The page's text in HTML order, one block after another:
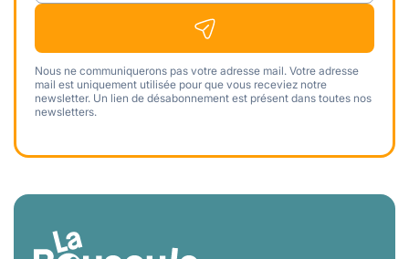
Nous ne communiquerons pas votre adresse mail. Votre adresse
mail est uniquement utilisée pour que vous receviez notre
newsletter. Un lien de désabonnement est présent dans toutes nos
newsletters.